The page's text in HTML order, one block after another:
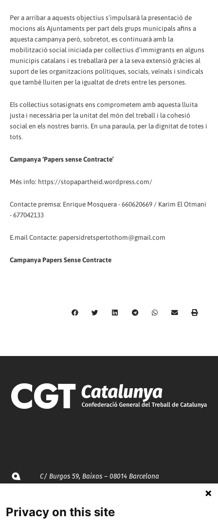
Per a arribar a aquests objectius s’impulsarà la presentació de
mocions als Ajuntaments per part dels grups municipals afins a
aquesta campanya però, sobretot, es continuarà amb la
mobilització social iniciada per col·lectius d’immigrants en alguns
municipis catalans i es treballarà per a la seva extensió gràcies al
suport de les organitzacions polítiques, socials, veïnals i sindicals
que també lluiten per la igualtat de drets entre les persones.
Els col·lectius sotasignats ens comprometem amb aquesta lluita
justa i necessària per la unitat del món del treball i la cohesió
social en els nostres barris. En una paraula, per la dignitat de totes i
tots.
Campanya ‘Papers sense Contracte’
Més info: https://stopapartheid.wordpress.com/
Contacte premsa: Enrique Mosquera - 660620669 / Karim El Otmani
- 677042133
E.mail Contacte: papersidretspertothom@gmail.com
Campanya Papers Sense Contracte
C/ Burgos 59, Baixos – 08014 Barcelona
Privacy on this site